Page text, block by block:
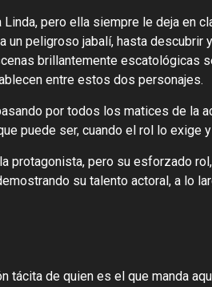
pero ella siempre le deja en
un peligroso jabalí, hasta
brillantemente escatológicas
entre estos dos personajes.
por todos los matices de la
puede ser, cuando el rol lo exige
protagonista, pero su esforzado
su talento actoral, a lo
de quien es el que manda